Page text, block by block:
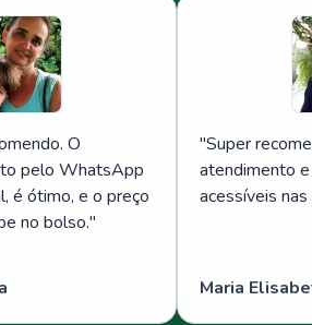
O
pelo WhatsApp
é ótimo, e o preço
no bolso."
"Super
atendimento
acessíveis
Maria